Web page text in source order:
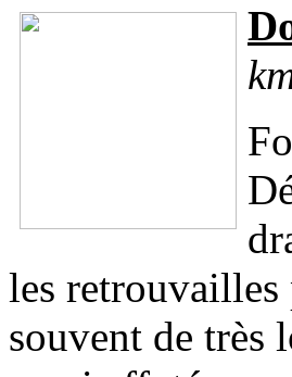
les retrouvailles
souvent de très